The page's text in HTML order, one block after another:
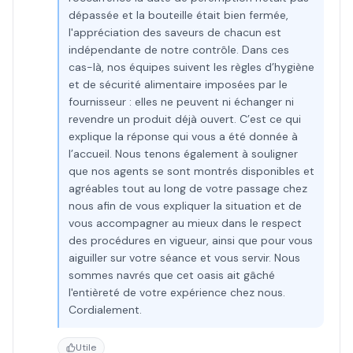
dépassée et la bouteille était bien fermée,
l'appréciation des saveurs de chacun est
indépendante de notre contrôle. Dans ces
cas-là, nos équipes suivent les règles d’hygiène
et de sécurité alimentaire imposées par le
fournisseur : elles ne peuvent ni échanger ni
revendre un produit déjà ouvert. C’est ce qui
explique la réponse qui vous a été donnée à
l’accueil. Nous tenons également à souligner
que nos agents se sont montrés disponibles et
agréables tout au long de votre passage chez
nous afin de vous expliquer la situation et de
vous accompagner au mieux dans le respect
des procédures en vigueur, ainsi que pour vous
aiguiller sur votre séance et vous servir. Nous
sommes navrés que cet oasis ait gâché
l'entièreté de votre expérience chez nous.
Cordialement.
Utile